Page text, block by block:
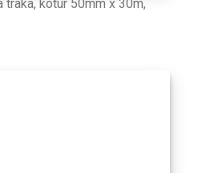
traka, kotur 50mm x 30m,